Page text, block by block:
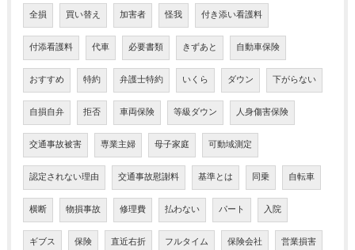
全損 買い替え 加害者 怪我 付き添い看護料
付添看護料 代車 必要書類 きずあと 自動車保険
おすすめ 特約 弁護士特約 いくら ダウン 下がらない
自損自弁 拒否 車両保険 等級ダウン 人身傷害保険
交通事故被害 専業主婦 母子家庭 可動域測定
認定されない理由 交通事故慰謝料 基準とは 同乗 自転車
横断 物損事故 修理費 払わない パート 入院
ギブス 保険 直近右折 フルタイム 保険会社 営業損害